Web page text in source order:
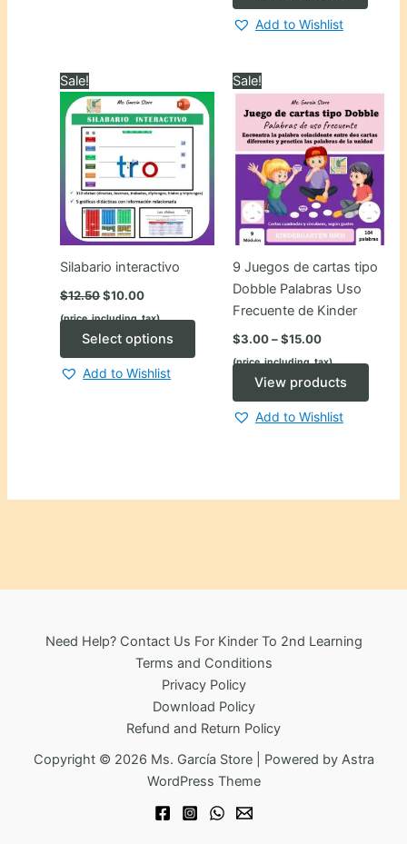
The
may
be
on
the
page
Add to Wishlist
Sale!
Silabario interactivo
$12.50Original
price
was:
$12.50.
$10.00Current
is:
$10.00.
(price_including_tax)
Select options
product
multiple
variants.
Add to Wishlist
Sale!
9 Juegos de cartas tipo
Dobble Palabras Uso
Frecuente de Kinder
$3.00–$15.00Price
$3.00
through
(price_including_tax)
View products
Add to Wishlist
Need Help? Contact Us For Kinder To 2nd Learning
Terms and Conditions
Privacy Policy
Download Policy
Refund and Return Policy
Copyright © 2026 Ms. García Store | Powered by Astra
WordPress Theme